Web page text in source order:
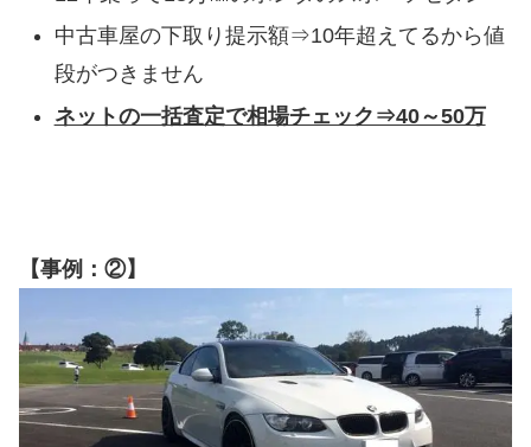
中古車屋の下取り提示額⇒10年超えてるから値
段がつきません
ネットの一括査定で相場チェック⇒40～50万
【事例：②】